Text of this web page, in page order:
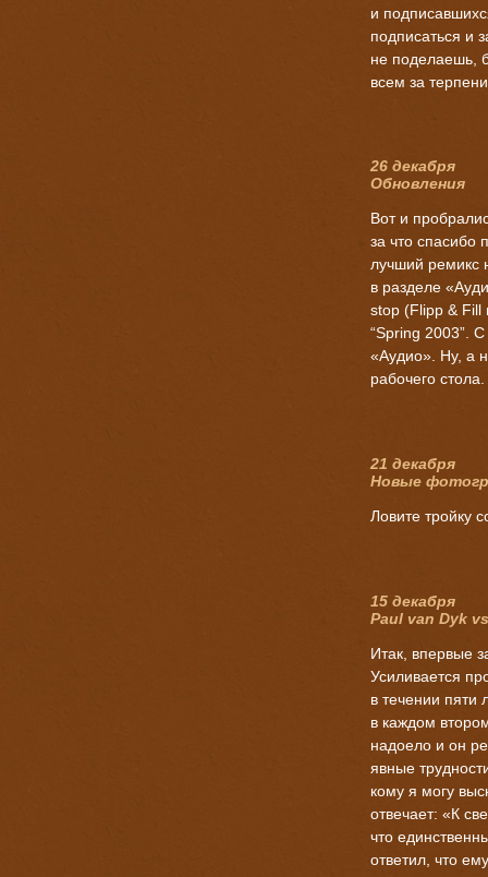
и
подписаться и
не поделаешь,
всем за
26 декабря
Обновления
Вот и
за что спасибо
лучший ремикс
в разделе
stop (Flipp &
“Spring 2003”.
«Аудио». Ну, а
рабочего стола.
21 декабря
Новые
Ловите тройку
15 декабря
Paul van Dyk
Итак, впервые
Усиливается
в течении пяти
в каждом
надоело и он
явные
кому я могу
отвечает: «К
что
ответил, что